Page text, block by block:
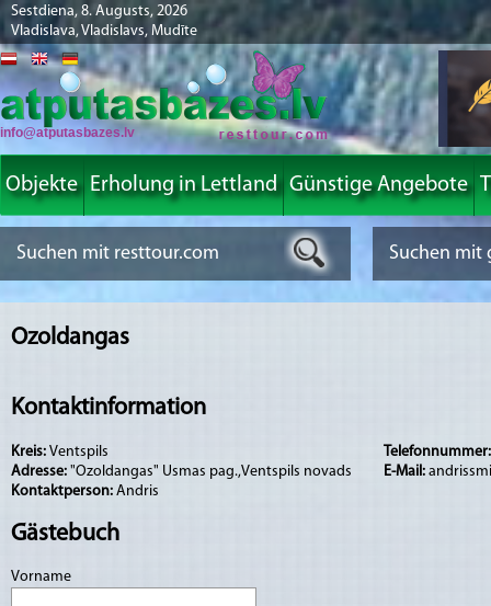
Sestdiena, 8. Augusts, 2026
Vladislava, Vladislavs, Mudīte
info@atputasbazes.lv
Objekte Erholung in Lettland Günstige Angebote
Ozoldangas
Kontaktinformation
Kreis: Ventspils
Adresse: "Ozoldangas" Usmas pag.,Ventspils novads
Kontaktperson: Andris
E-Mail:
Gästebuch
Vorname